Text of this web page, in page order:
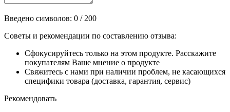
Введено символов: 0 / 200
Советы и рекомендации по составлению отзыва:
Сфокусируйтесь только на этом продукте. Расскажите
покупателям Ваше мнение о продукте
Свяжитесь с нами при наличии проблем, не касающихся
специфики товара (доставка, гарантия, сервис)
Рекомендовать